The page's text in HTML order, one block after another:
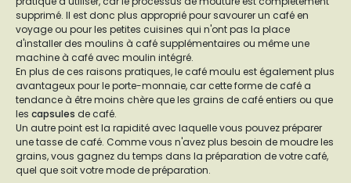
supprimé. Il est donc plus approprié pour savourer un café en
voyage ou pour les petites cuisines qui n'ont pas la place
d'installer des moulins à café supplémentaires ou même une
machine à café avec moulin intégré.
En plus de ces raisons pratiques, le café moulu est également plus
avantageux pour le porte-monnaie, car cette forme de café a
tendance à être moins chère que les grains de café entiers ou que
les capsules de café.
Un autre point est la rapidité avec laquelle vous pouvez préparer
une tasse de café. Comme vous n'avez plus besoin de moudre les
grains, vous gagnez du temps dans la préparation de votre café,
quel que soit votre mode de préparation.